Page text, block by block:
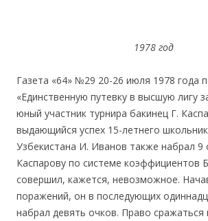
1978 год
Газета «64» №29 20-26 июля 1978 года
«Единственную путевку в высшую лигу
юный участник турнира бакинец Г.
выдающийся успех 15-летнего
Узбекистана И. Иванов также набрал 9
Каспарову по системе коэффициентов
совершил, кажется, невозможное.
поражений, он в последующих
набрал девять очков. Право сражаться